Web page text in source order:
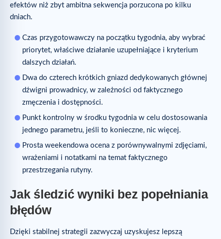
efektów niż zbyt ambitna sekwencja porzucona po kilku
dniach.
Czas przygotowawczy na początku tygodnia, aby wybrać
priorytet, właściwe działanie uzupełniające i kryterium
dalszych działań.
Dwa do czterech krótkich gniazd dedykowanych głównej
dźwigni prowadnicy, w zależności od faktycznego
zmęczenia i dostępności.
Punkt kontrolny w środku tygodnia w celu dostosowania
jednego parametru, jeśli to konieczne, nic więcej.
Prosta weekendowa ocena z porównywalnymi zdjęciami,
wrażeniami i notatkami na temat faktycznego
przestrzegania rutyny.
Jak śledzić wyniki bez popełniania
błędów
Dzięki stabilnej strategii zazwyczaj uzyskujesz lepszą